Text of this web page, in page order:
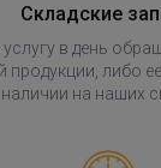
Складские
услугу в день
продукции, либо
наличии на наших